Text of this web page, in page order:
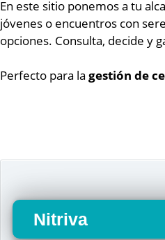
En este sitio ponemos a tu
jóvenes o encuentros con
opciones. Consulta, decide y
Perfecto para la gestión de
Nitriva